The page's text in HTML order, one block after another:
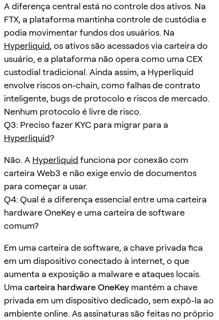
A diferença central está no controle dos ativos. Na
FTX, a plataforma mantinha controle de custódia e
podia movimentar fundos dos usuários. Na
Hyperliquid, os ativos são acessados via carteira do
usuário, e a plataforma não opera como uma CEX
custodial tradicional. Ainda assim, a Hyperliquid
envolve riscos on-chain, como falhas de contrato
inteligente, bugs de protocolo e riscos de mercado.
Nenhum protocolo é livre de risco.
Q3: Preciso fazer KYC para migrar para a
Hyperliquid?
Não. A Hyperliquid funciona por conexão com
carteira Web3 e não exige envio de documentos
para começar a usar.
Q4: Qual é a diferença essencial entre uma carteira
hardware OneKey e uma carteira de software
comum?
Em uma carteira de software, a chave privada fica
em um dispositivo conectado à internet, o que
aumenta a exposição a malware e ataques locais.
Uma carteira hardware OneKey mantém a chave
privada em um dispositivo dedicado, sem expô-la ao
ambiente online. As assinaturas são feitas no próprio